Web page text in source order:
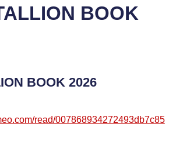
BOOK
BOOK 2026
read/007868934272493db7c85